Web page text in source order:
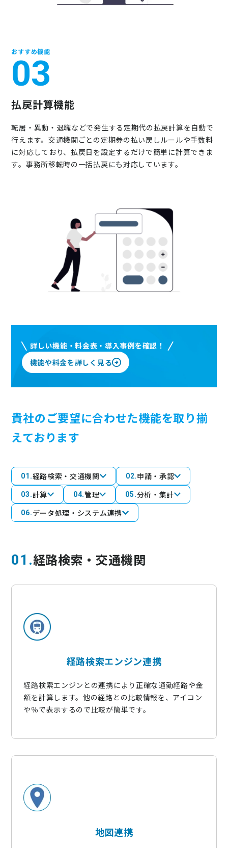
おすすめ機能
03
払戻計算機能
転居・異動・退職などで発生する定期代の払戻計算を自動で
行えます。交通機関ごとの定期券の払い戻しルールや手数料
に対応しており、払戻日を設定するだけで簡単に計算できま
す。事務所移転時の一括払戻にも対応しています。
詳しい機能・料金表・導入事例を確認！
機能や料金を詳しく見る
貴社のご要望に合わせた機能を取り揃
えております
01 経路検索・交通機関 02 申請・承認
03 計算 04 管理 05 分析・集計
06 データ処理・システム連携
01 経路検索・交通機関
経路検索エンジン連携
経路検索エンジンとの連携により正確な通勤経路や金
額を計算します。他の経路との比較情報を、アイコン
や％で表示するので比較が簡単です。
地図連携